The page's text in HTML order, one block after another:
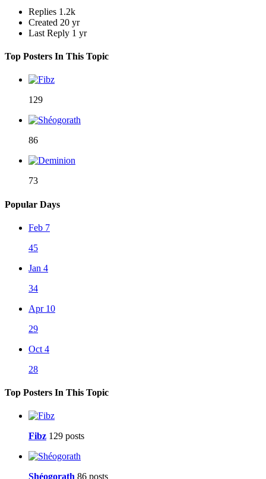
Replies 1.2k
Created 20 yr
Last Reply 1 yr
Top Posters In This Topic
129
86
73
Popular Days
Feb 7
45
Jan 4
34
Apr 10
29
Oct 4
28
Top Posters In This Topic
Fibz 129 posts
Shéogorath 86 posts